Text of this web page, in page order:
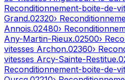
Reconditionnement-boite-de-
Grand.02320›
Annois.02480›
Any-Martin-Rieux.02500›
vitesses Archon.02360›
vitesses Arcy-Sainte-Restitue.
Reconditionnement-boite-de-